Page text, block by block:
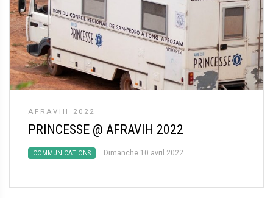
AFRAVIH 2022
PRINCESSE @ AFRAVIH 2022
COMMUNICATIONS Dimanche 10 avril 2022